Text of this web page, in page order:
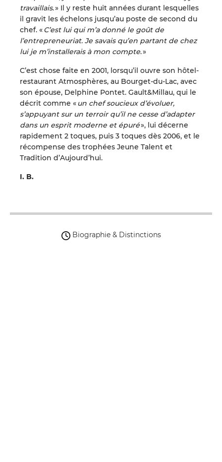
travaillais. » Il y reste huit années durant lesquelles
il gravit les échelons jusqu’au poste de second du
chef. «C’est lui qui m’a donné le goût de
l’entrepreneuriat. Je savais qu’en partant de chez
lui je m’installerais à mon compte. »
C’est chose faite en 2001, lorsqu’il ouvre son hôtel-
restaurant Atmosphères, au Bourget-du-Lac, avec
son épouse, Delphine Pontet. Gault&Millau, qui le
décrit comme «un chef soucieux d’évoluer,
s’appuyant sur un terroir qu’il ne cesse d’adapter
dans un esprit moderne et épuré», lui décerne
rapidement 2 toques, puis 3 toques dès 2006, et le
récompense des trophées Jeune Talent et
Tradition d’Aujourd’hui.
I. B.
Biographie & Distinctions